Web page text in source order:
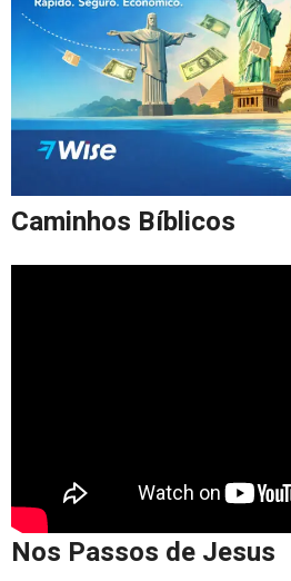
Caminhos Bíblicos
Nos Passos de Jesus